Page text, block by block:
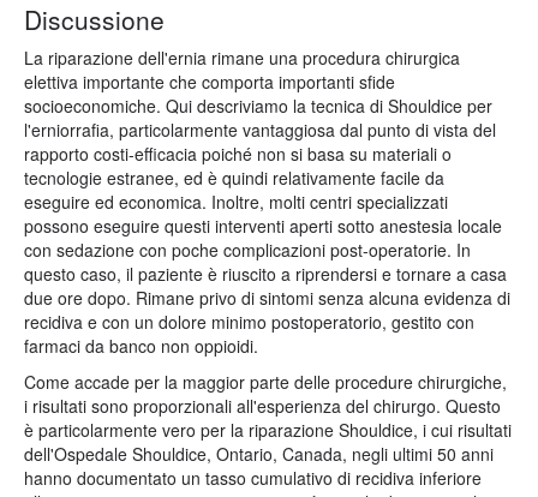
Discussione
La riparazione dell'ernia rimane una procedura chirurgica
elettiva importante che comporta importanti sfide
socioeconomiche. Qui descriviamo la tecnica di Shouldice per
l'erniorrafia, particolarmente vantaggiosa dal punto di vista del
rapporto costi-efficacia poiché non si basa su materiali o
tecnologie estranee, ed è quindi relativamente facile da
eseguire ed economica. Inoltre, molti centri specializzati
possono eseguire questi interventi aperti sotto anestesia locale
con sedazione con poche complicazioni post-operatorie. In
questo caso, il paziente è riuscito a riprendersi e tornare a casa
due ore dopo. Rimane privo di sintomi senza alcuna evidenza di
recidiva e con un dolore minimo postoperatorio, gestito con
farmaci da banco non oppioidi.
Come accade per la maggior parte delle procedure chirurgiche,
i risultati sono proporzionali all'esperienza del chirurgo. Questo
è particolarmente vero per la riparazione Shouldice, i cui risultati
dell'Ospedale Shouldice, Ontario, Canada, negli ultimi 50 anni
hanno documentato un tasso cumulativo di recidiva inferiore